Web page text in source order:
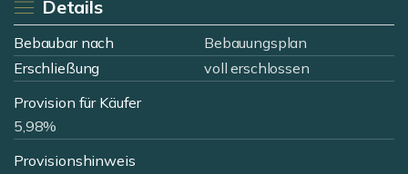
Details
Bebaubar nach
Bebauungsplan
Erschließung
voll erschlossen
Provision für Käufer
5,98%
Provisionshinweis